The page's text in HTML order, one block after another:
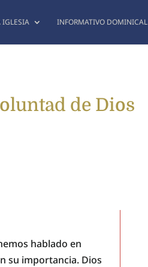
IGLESIA INFORMATIVO DOMINICAL
de Dios
hablado en
su importancia. Dios